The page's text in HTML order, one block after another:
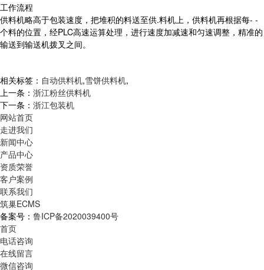
工作流程
供料机略高于包装速度，把堆积的料送至供.料机上，供料机再根据每- -
个料的位置，经PLC高速运算处理，进行速度加减速和匀速调整，精准的
输送到输送机拨叉之间。
相关标签： 自动供料机,雪饼供料机,
上一条： 浙江粉丝供料机
下一条： 浙江包装机
网站首页
走进我们
新闻中心
产品中心
资质荣誉
客户案例
联系我们
筑巢ECMS
备案号： 鲁ICP备2020039400号
首页
电话咨询
在线留言
微信咨询